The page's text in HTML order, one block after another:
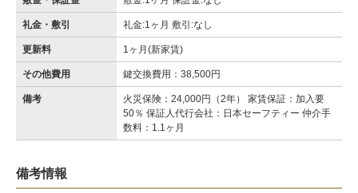
礼金・敷引 礼金:1ヶ月 敷引:なし
更新料 1ヶ月(新家賃)
その他費用 鍵交換費用：38,500円
備考
火災保険：24,000円（2年） 家賃保証：加入要
50％ 保証人代行会社：日本セーフティー 仲介手
数料：1.1ヶ月
備考情報